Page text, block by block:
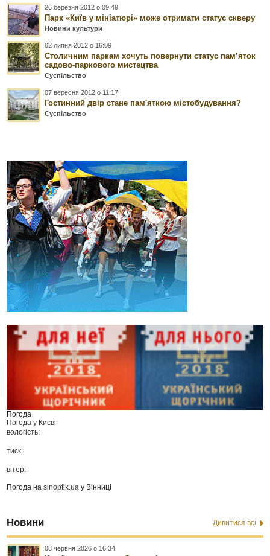
26 березня 2012 о 09:49
Парк «Київ у мініатюрі» може отримати статус скверу
Новини культури
02 липня 2012 о 16:09
Столичним паркам хочуть повернути статус пам’яток
садово-паркового мистецтва
Суспільство
07 вересня 2012 о 11:17
Гостинний двір стане пам'яткою містобудування?
Суспільство
Погода
Погода у Києві
вологість:
тиск:
вітер:
Погода наsinoptik.ua у Вінниці
Новини Дивитися всі
08 червня 2026 о 16:34